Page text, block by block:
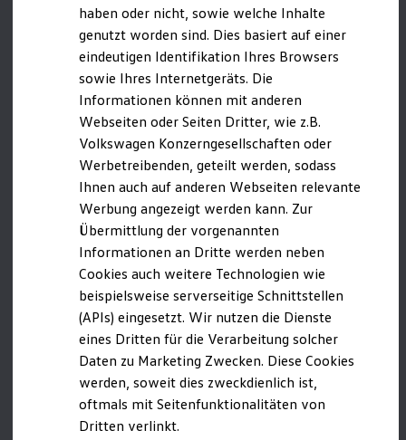
Volkswagen entdecken
Werkbesichtigung
Lifestyle Shop
T-Roc Kollektion
Golf Kollektion
Volkswagen Kollektion
R-Kollektion
GTI Kollektion
Fußball Drop
we drive football
#wedriveproud
Besitzer und Service
myVolkswagen
Software Updates
Service und Ersatzteile
Inspektion und HU/AU
Reparaturen und Checks
Motorenöl und Flüssigkeiten
Räder und Reifen
Pannen- und Unfallhilfe
Economy Service
Volkswagen Teile
Zubehör
Modellspezifisches Zubehör
Portugal/Portugal
Romania/România
Slovakia/Slovensko
Slovenia/Slovenija
Spain/España
Sweden/Sverige
Länder außerhalb der EU | None-EU countries
Bahrain/البحرين
Brazil/Brasil
Canada/Canada
China/中國 / 中国
Israel/ישראל
haben oder nicht, sowie welche Inhalte
genutzt worden sind. Dies basiert auf einer
eindeutigen Identifikation Ihres Browsers
sowie Ihres Internetgeräts. Die
Informationen können mit anderen
Webseiten oder Seiten Dritter, wie z.B.
Volkswagen Konzerngesellschaften oder
Werbetreibenden, geteilt werden, sodass
Ihnen auch auf anderen Webseiten relevante
Werbung angezeigt werden kann. Zur
Übermittlung der vorgenannten
Informationen an Dritte werden neben
Cookies auch weitere Technologien wie
beispielsweise serverseitige Schnittstellen
(APIs) eingesetzt. Wir nutzen die Dienste
eines Dritten für die Verarbeitung solcher
Daten zu Marketing Zwecken. Diese Cookies
werden, soweit dies zweckdienlich ist,
oftmals mit Seitenfunktionalitäten von
Dritten verlinkt.